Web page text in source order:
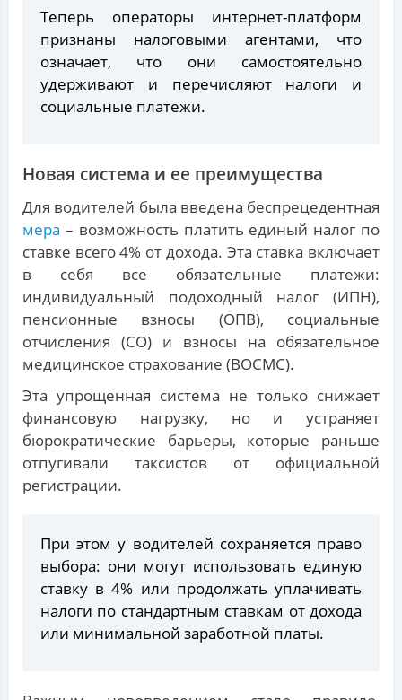
Теперь операторы интернет-платформ
признаны налоговыми агентами, что
означает, что они самостоятельно
удерживают и перечисляют налоги и
социальные платежи.
Новая система и ее преимущества
Для водителей была введена беспрецедентная
мера – возможность платить единый налог по
ставке всего 4% от дохода. Эта ставка включает
в себя все обязательные платежи:
индивидуальный подоходный налог (ИПН),
пенсионные взносы (ОПВ), социальные
отчисления (СО) и взносы на обязательное
медицинское страхование (ВОСМС).
Эта упрощенная система не только снижает
финансовую нагрузку, но и устраняет
бюрократические барьеры, которые раньше
отпугивали таксистов от официальной
регистрации.
При этом у водителей сохраняется право
выбора: они могут использовать единую
ставку в 4% или продолжать уплачивать
налоги по стандартным ставкам от дохода
или минимальной заработной платы.